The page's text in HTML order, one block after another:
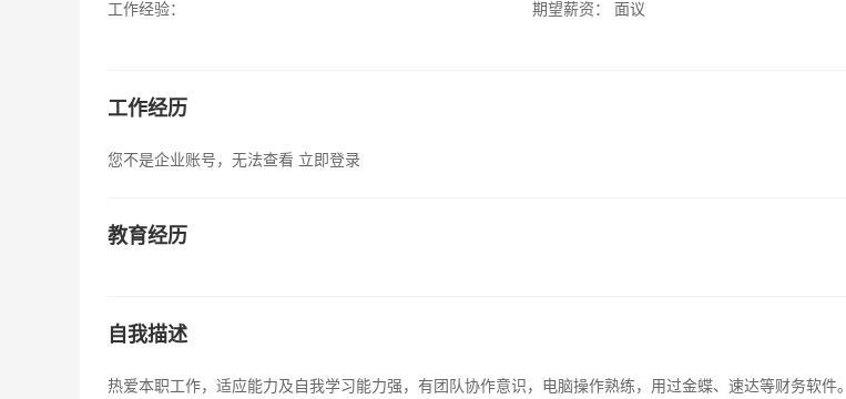
工作经验：
期望薪资：
面议
工作经历
您不是企业账号，无法查看 立即登录
教育经历
自我描述
热爱本职工作，适应能力及自我学习能力强，有团队协作意识，电脑操作熟练，用过金蝶、速达等财务软件。